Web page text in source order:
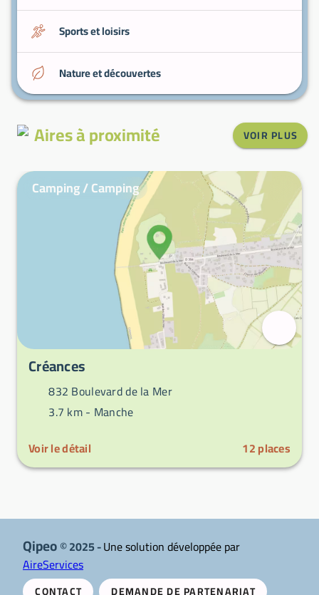
Sports et loisirs
Nature et découvertes
Aires à proximité VOIR PLUS
Camping / Camping
Créances
832 Boulevard de la Mer
3.7 km - Manche
Voir le détail
12places
Qipeo© 2025 -Une solution développée par
AireServices
CONTACT DEMANDE DE PARTENARIAT